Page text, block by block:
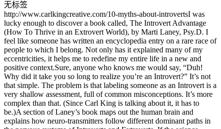
无标签
http://www.carlkingcreative.com/10-myths-about-introvertsI was
lucky enough to discover a book called, The Introvert Advantage
(How To Thrive in an Extrovert World), by Marti Laney, Psy.D. I
feel like someone has written an encyclopedia entry on a rare race of
people to which I belong. Not only has it explained many of my
eccentricities, it helps me to redefine my entire life in a new and
positive context.Sure, anyone who knows me would say, “Duh!
Why did it take you so long to realize you’re an Introvert?” It’s not
that simple. The problem is that labeling someone as an Introvert is a
very shallow assessment, full of common misconceptions. It’s more
complex than that. (Since Carl King is talking about it, it has to
be.)A section of Laney’s book maps out the human brain and
explains how neuro-transmitters follow different dominant paths in